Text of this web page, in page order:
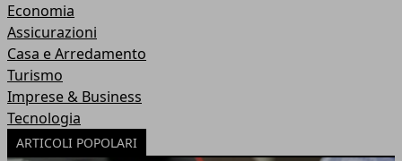
Economia
Assicurazioni
Casa e Arredamento
Turismo
Imprese & Business
Tecnologia
ARTICOLI POPOLARI